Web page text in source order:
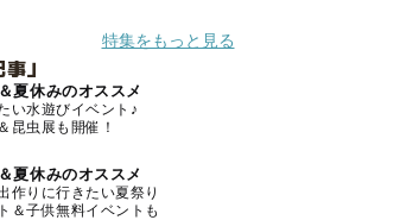
特集をもっと見る
」
夏休みのオススメ
い水遊びイベント♪
昆虫展も開催！
夏休みのオススメ
作りに行きたい夏祭り
＆子供無料イベントも